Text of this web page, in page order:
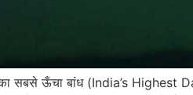
सबसे ऊँचा बांध (India’s Highest